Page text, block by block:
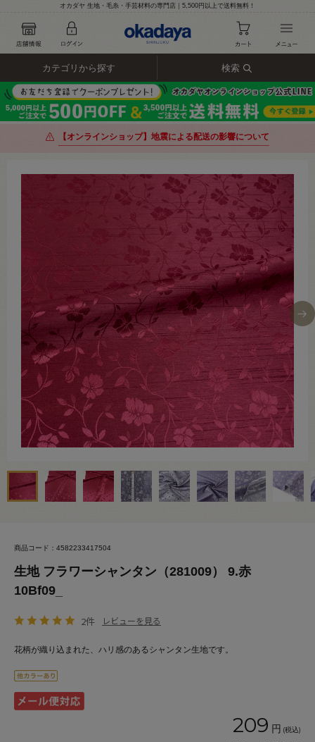
オカダヤ 生地・毛糸・手芸材料の専門店｜5,500円以上で送料無料！
カテゴリから探す 検索
【オンラインショップ】地震による配送の影響について
商品コード：4582233417504
生地 フラワーシャンタン（281009） 9.赤
10Bf09_
2件 レビューを見る
花柄が織り込まれた、ハリ感のあるシャンタン生地です。
209 円 (税込)